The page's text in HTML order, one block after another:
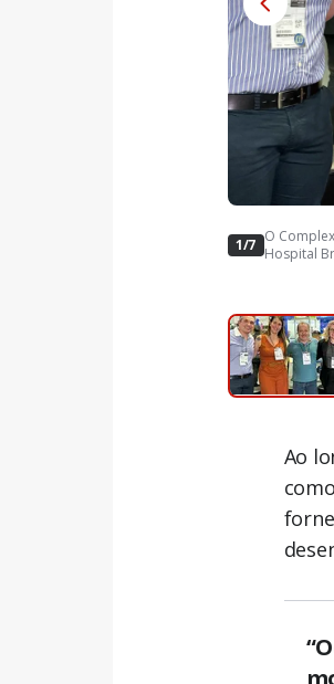
1/7 O
Hospital
Ao